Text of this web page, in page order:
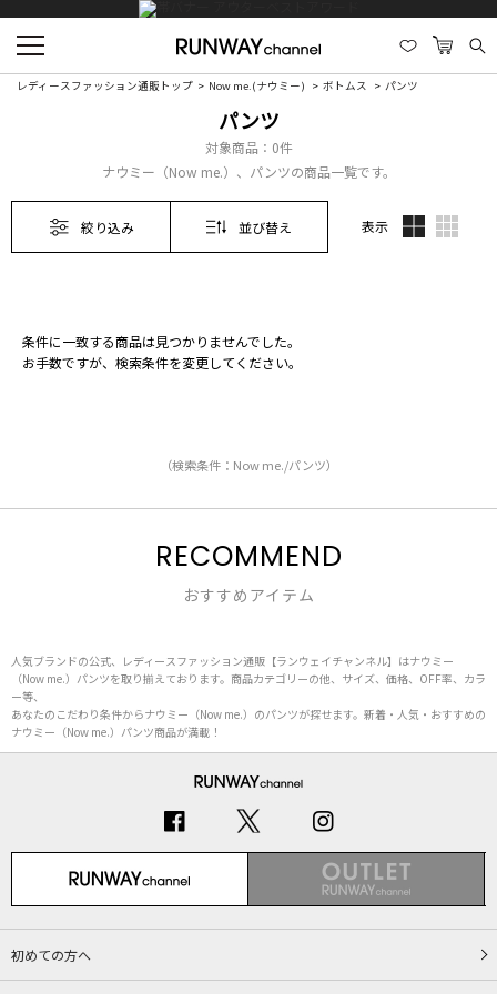
レディースファッション通販トップ Now me.(ナウミー) ボトムス パンツ
パンツ
対象商品： 0件
ナウミー（Now me.）、パンツの商品一覧です。
絞り込み 並び替え 表示
条件に一致する商品は見つかりませんでした。
お手数ですが、検索条件を変更してください。
（検索条件：Now me./パンツ）
RECOMMEND
おすすめアイテム
人気ブランドの公式、レディースファッション通販【ランウェイチャンネル】はナウミー
（Now me.）パンツを取り揃えております。商品カテゴリーの他、サイズ、価格、OFF率、カラ
ー等、
あなたのこだわり条件からナウミー（Now me.）のパンツが探せます。新着・人気・おすすめの
ナウミー（Now me.）パンツ商品が満載！
初めての方へ